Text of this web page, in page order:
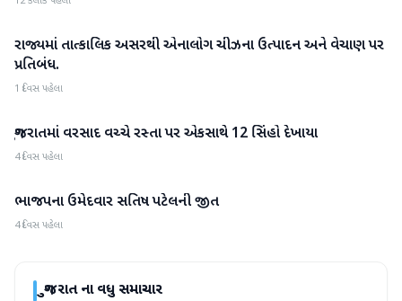
ગુજરાત
રાજ્યમાં તાત્કાલિક અસરથી એનાલોગ ચીઝના ઉત્પાદન અને વેચાણ પર
પ્રતિબંધ.
1 દિવસ પહેલા
ગુજરાત
ગુજરાતમાં વરસાદ વચ્ચે રસ્તા પર એકસાથે 12 સિંહો દેખાયા
4 દિવસ પહેલા
ગુજરાત
ભાજપના ઉમેદવાર સતિષ પટેલની જીત
4 દિવસ પહેલા
ગુજરાતના વધુ સમાચાર